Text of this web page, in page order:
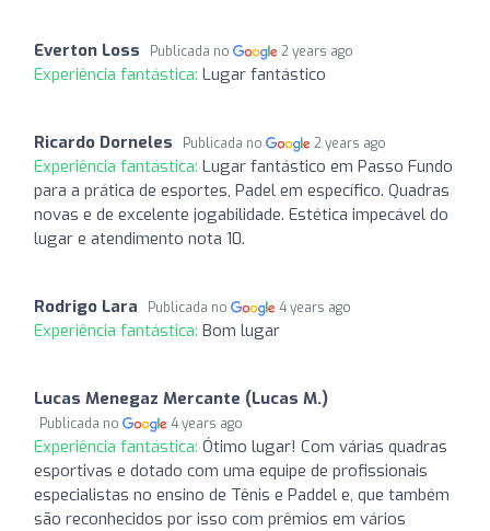
Everton Loss Publicada no 2 years ago
Experiência fantástica: Lugar fantástico
Ricardo Dorneles Publicada no 2 years ago
Experiência fantástica: Lugar fantástico em Passo Fundo
para a prática de esportes, Padel em específico. Quadras
novas e de excelente jogabilidade. Estética impecável do
lugar e atendimento nota 10.
Rodrigo Lara Publicada no 4 years ago
Experiência fantástica: Bom lugar
Lucas Menegaz Mercante (Lucas M.)
Publicada no 4 years ago
Experiência fantástica: Ótimo lugar! Com várias quadras
esportivas e dotado com uma equipe de profissionais
especialistas no ensino de Tênis e Paddel e, que também
são reconhecidos por isso com prêmios em vários